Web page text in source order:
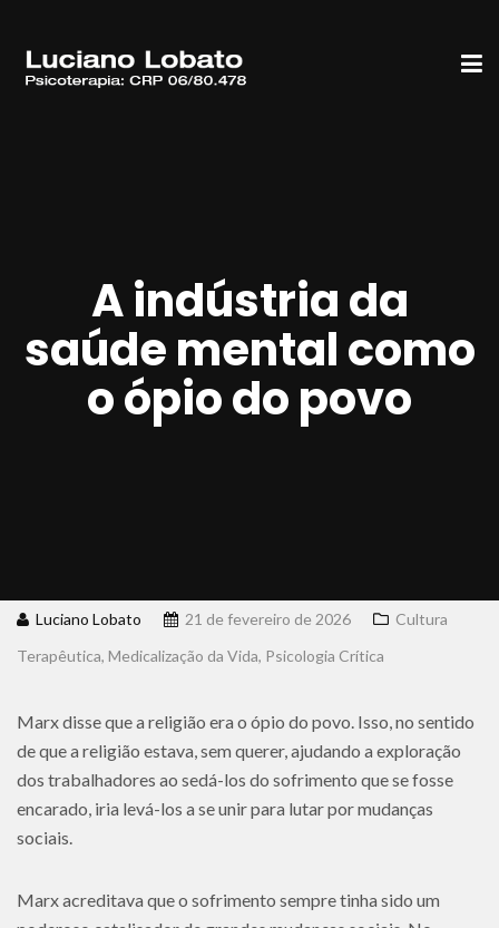
A indústria da
saúde mental como
o ópio do povo
Luciano Lobato 21 de fevereiro de 2026
Cultura
Terapêutica, Medicalização da Vida, Psicologia Crítica
Marx disse que a religião era o ópio do povo. Isso, no sentido
de que a religião estava, sem querer, ajudando a exploração
dos trabalhadores ao sedá-los do sofrimento que se fosse
encarado, iria levá-los a se unir para lutar por mudanças
sociais.
Marx acreditava que o sofrimento sempre tinha sido um